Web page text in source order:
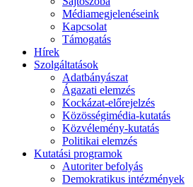
Médiamegjelenéseink
Kapcsolat
Támogatás
Hírek
Szolgáltatások
Adatbányászat
Ágazati elemzés
Kockázat-előrejelzés
Közösségimédia-kutatás
Közvélemény-kutatás
Politikai elemzés
Kutatási programok
Autoriter befolyás
Demokratikus intézmények